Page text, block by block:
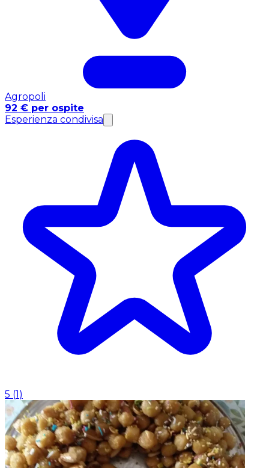
Agropoli
92 € per ospite
Esperienza condivisa
5 (1)